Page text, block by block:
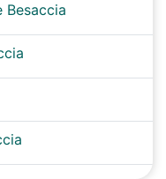
Besaccia